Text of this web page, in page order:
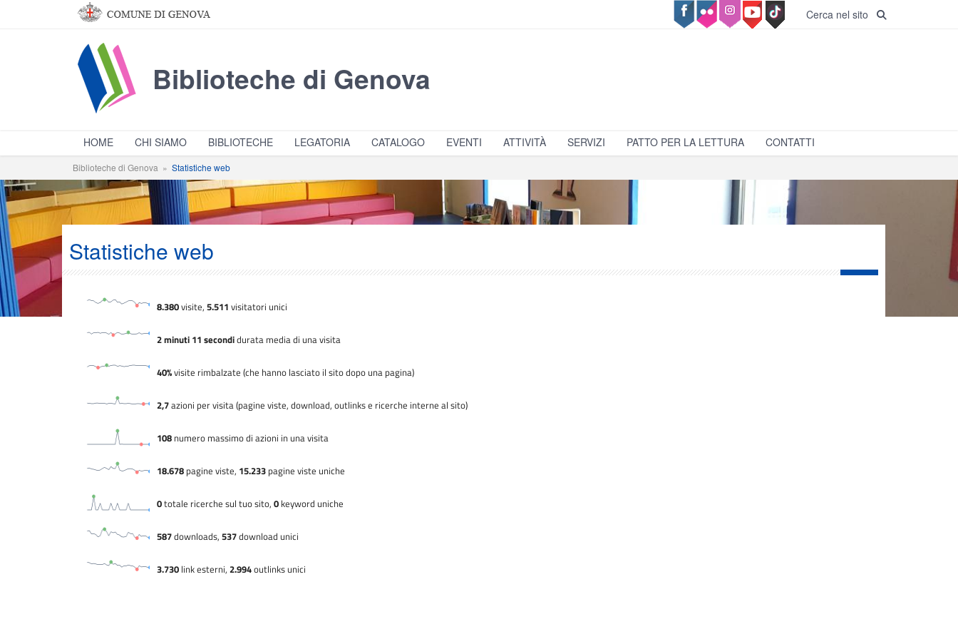
Salta al contenuto principale Cerca nel sito
Biblioteche di Genova
HOME CHI SIAMO BIBLIOTECHE LEGATORIA CATALOGO EVENTI ATTIVITÀ SERVIZI PATTO PER LA LETTURA CONTATTI
Biblioteche di Genova » Statistiche web
Statistiche web